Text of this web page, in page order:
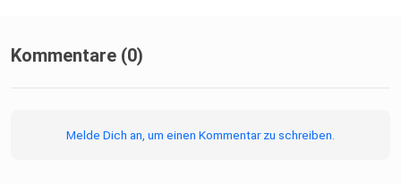
Kommentare (0)
Melde Dich an, um einen Kommentar zu schreiben.